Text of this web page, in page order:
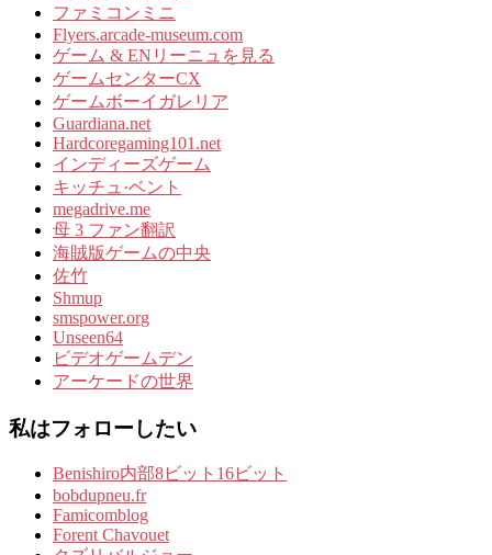
ファミコンミニ
Flyers.arcade-museum.com
ゲーム & ENリーニュを見る
ゲームセンターCX
ゲームボーイガレリア
Guardiana.net
Hardcoregaming101.net
インディーズゲーム
キッチュ·ベント
megadrive.me
母 3 ファン翻訳
海賊版ゲームの中央
佐竹
Shmup
smspower.org
Unseen64
ビデオゲームデン
アーケードの世界
私はフォローしたい
Benishiro内部8ビット16ビット
bobdupneu.fr
Famicomblog
Forent Chavouet